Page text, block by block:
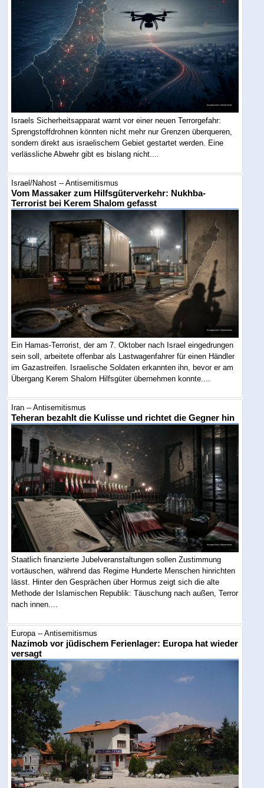
Israels Sicherheitsapparat warnt vor einer neuen Terrorgefahr:
Sprengstoffdrohnen könnten nicht mehr nur Grenzen überqueren,
sondern direkt aus israelischem Gebiet gestartet werden. Eine
verlässliche Abwehr gibt es bislang nicht....
Israel/Nahost -- Antisemitismus
Vom Massaker zum Hilfsgüterverkehr: Nukhba-
Terrorist bei Kerem Shalom gefasst
Ein Hamas-Terrorist, der am 7. Oktober nach Israel eingedrungen
sein soll, arbeitete offenbar als Lastwagenfahrer für einen Händler
im Gazastreifen. Israelische Soldaten erkannten ihn, bevor er am
Übergang Kerem Shalom Hilfsgüter übernehmen konnte....
Iran -- Antisemitismus
Teheran bezahlt die Kulisse und richtet die Gegner hin
Staatlich finanzierte Jubelveranstaltungen sollen Zustimmung
vortäuschen, während das Regime Hunderte Menschen hinrichten
lässt. Hinter den Gesprächen über Hormus zeigt sich die alte
Methode der Islamischen Republik: Täuschung nach außen, Terror
nach innen....
Europa -- Antisemitismus
Nazimob vor jüdischem Ferienlager: Europa hat wieder
versagt